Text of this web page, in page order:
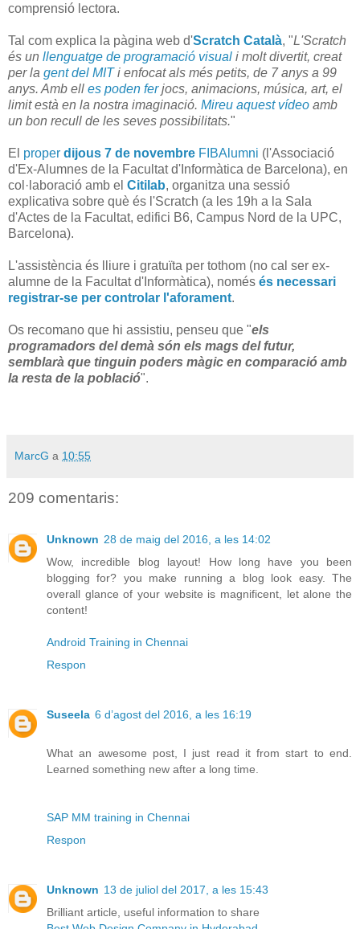
comprensió lectora.
Tal com explica la pàgina web d'Scratch Català, "L'Scratch
és un llenguatge de programació visual i molt divertit, creat
per la gent del MITi enfocat als més petits, de 7 anys a 99
anys. Amb ell es poden ferjocs, animacions, música, art, el
limit està en la nostra imaginació. Mireu aquest vídeo amb
un bon recull de les seves possibilitats."
El proper dijous 7 de novembre FIBAlumni (l'Associació
d'Ex-Alumnes de la Facultat d'Informàtica de Barcelona), en
col·laboració amb el Citilab, organitza una sessió
explicativa sobre què és l'Scratch (a les 19h a la Sala
d'Actes de la Facultat, edifici B6, Campus Nord de la UPC,
Barcelona).
L'assistència és lliure i gratuïta per tothom (no cal ser ex-
alumne de la Facultat d'Informàtica), només és necessari
registrar-se per controlar l'aforament.
Os recomano que hi assistiu, penseu que "els
programadors del demà són els mags del futur,
semblarà que tinguin poders màgic en comparació amb
la resta de la població".
MarcG a 10:55
209 comentaris:
Unknown 28 de maig del 2016, a les 14:02
Wow, incredible blog layout! How long have you been
blogging for? you make running a blog look easy. The
overall glance of your website is magnificent, let alone the
content!
Android Training in Chennai
Respon
Suseela 6 d’agost del 2016, a les 16:19
What an awesome post, I just read it from start to end.
Learned something new after a long time.
SAP MM training in Chennai
Respon
Unknown 13 de juliol del 2017, a les 15:43
Brilliant article, useful information to share